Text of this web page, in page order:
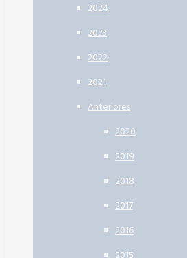
2024
2023
2022
2021
Anteriores
2020
2019
2018
2017
2016